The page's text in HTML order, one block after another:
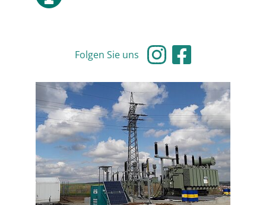
Folgen Sie uns